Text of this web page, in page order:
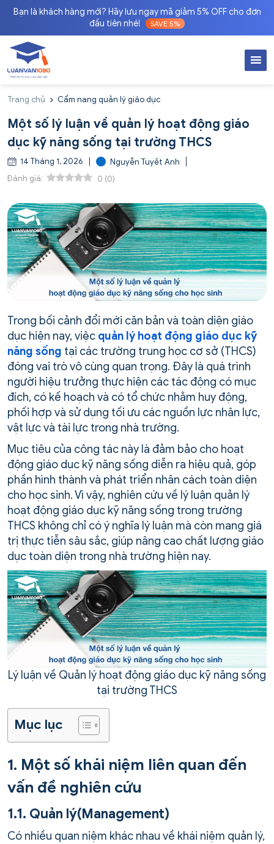
Bạn là khách hàng mới? Hãy lưu ngay mã giảm 5% OFF cho đơn
đầu tiên nhé!
SAVE 5%
Trang chủ Cẩm nang quản lý giáo dục
Một số lý luận về quản lý hoạt động giáo
dục kỹ năng sống tại trường THCS
14 Tháng 1, 2026
Nguyễn Tuyết Anh
Đánh giá:
0 (0)
Trong bối cảnh đổi mới căn bản và toàn diện giáo
dục hiện nay, việc quản lý hoạt động giáo dục kỹ
năng sống tại các trường trung học cơ sở (THCS)
đóng vai trò vô cùng quan trọng. Đây là quá trình
người hiệu trưởng thực hiện các tác động có mục
đích, có kế hoạch và có tổ chức nhằm huy động,
phối hợp và sử dụng tối ưu các nguồn lực nhân lực,
vật lực và tài lực trong nhà trường.
Mục tiêu của công tác này là đảm bảo cho hoạt
động giáo dục kỹ năng sống diễn ra hiệu quả, góp
phần hình thành và phát triển nhân cách toàn diện
cho học sinh. Vì vậy, nghiên cứu về lý luận quản lý
hoạt động giáo dục kỹ năng sống trong trường
THCS không chỉ có ý nghĩa lý luận mà còn mang giá
trị thực tiễn sâu sắc, giúp nâng cao chất lượng giáo
dục toàn diện trong nhà trường hiện nay.
Lý luận về Quản lý hoạt động giáo dục kỹ năng sống
tại trường THCS
Mục lục
1. Một số khái niệm liên quan đến
vấn đề nghiên cứu
1.1. Quản lý(Management)
Có nhiều quan niệm khác nhau về khái niệm quản lý,